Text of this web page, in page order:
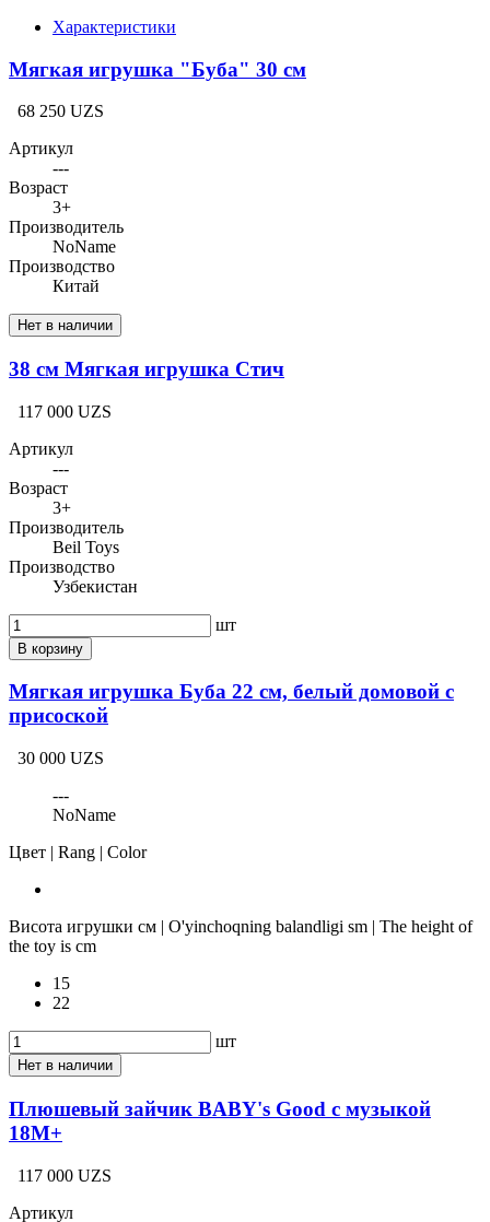
Характеристики
Мягкая игрушка "Буба" 30 см
68 250 UZS
Артикул
---
Возраст
3+
Производитель
NoName
Производство
Китай
Нет в наличии
38 см Мягкая игрушка Стич
117 000 UZS
Артикул
---
Возраст
3+
Производитель
Beil Toys
Производство
Узбекистан
шт
В корзину
Мягкая игрушка Буба 22 см, белый домовой с
присоской
30 000 UZS
---
NoName
Цвет | Rang | Color
Висота игрушки см | O'yinchoqning balandligi sm | The height of
the toy is cm
15
22
шт
Нет в наличии
Плюшевый зайчик BABY's Good с музыкой
18M+
117 000 UZS
Артикул